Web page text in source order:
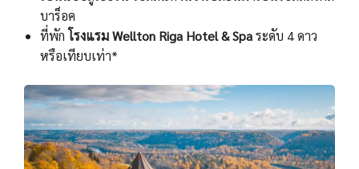
บาร็อค
ที่พักโรงแรม Wellton Riga Hotel & Spaระดับ 4 ดาว
หรือเทียบเท่า*